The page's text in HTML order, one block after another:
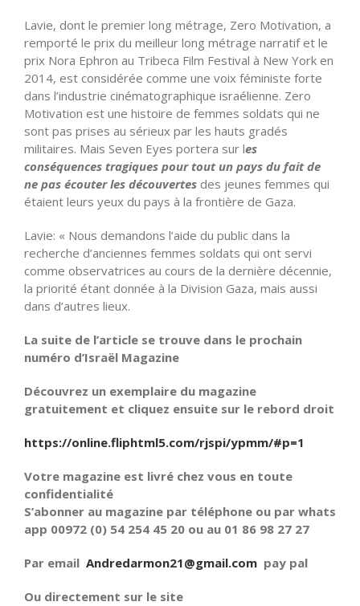
Lavie, dont le premier long métrage, Zero Motivation, a
remporté le prix du meilleur long métrage narratif et le
prix Nora Ephron au Tribeca Film Festival à New York en
2014, est considérée comme une voix féministe forte
dans l’industrie cinématographique israélienne. Zero
Motivation est une histoire de femmes soldats qui ne
sont pas prises au sérieux par les hauts gradés
militaires. Mais Seven Eyes portera sur les
conséquences tragiques pour tout un pays du fait de
ne pas écouter les découvertes des jeunes femmes qui
étaient leurs yeux du pays à la frontière de Gaza.
Lavie: « Nous demandons l’aide du public dans la
recherche d’anciennes femmes soldats qui ont servi
comme observatrices au cours de la dernière décennie,
la priorité étant donnée à la Division Gaza, mais aussi
dans d’autres lieux.
La suite de l’article se trouve dans le prochain
numéro d’Israël Magazine
Découvrez un exemplaire du magazine
gratuitement et cliquez ensuite sur le rebord droit
https://online.fliphtml5.com/rjspi/ypmm/#p=1
Votre magazine est livré chez vous en toute
confidentialité
S’abonner au magazine par téléphone ou par whats
app 00972 (0) 54 254 45 20 ou au 01 86 98 27 27
Par email Andredarmon21@gmail.com pay pal
Ou directement sur le site